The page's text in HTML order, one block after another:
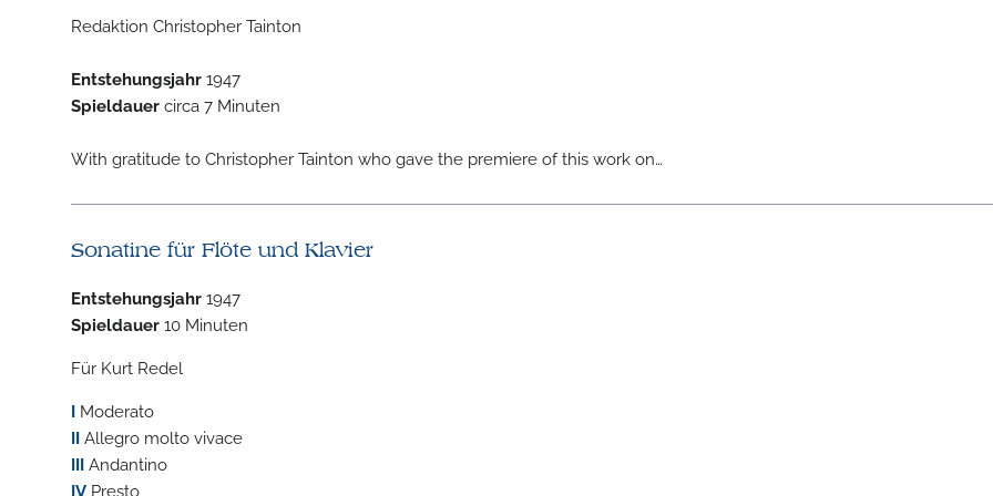
Redaktion Christopher Tainton
Entstehungsjahr1947
Spieldauercirca 7 Minuten
With gratitude to Christopher Tainton who gave the premiere of this work on…
Sonatine für Flöte und Klavier
Entstehungsjahr1947
Spieldauer10 Minuten
Für Kurt Redel
IModerato
IIAllegro molto vivace
IIIAndantino
IVPresto